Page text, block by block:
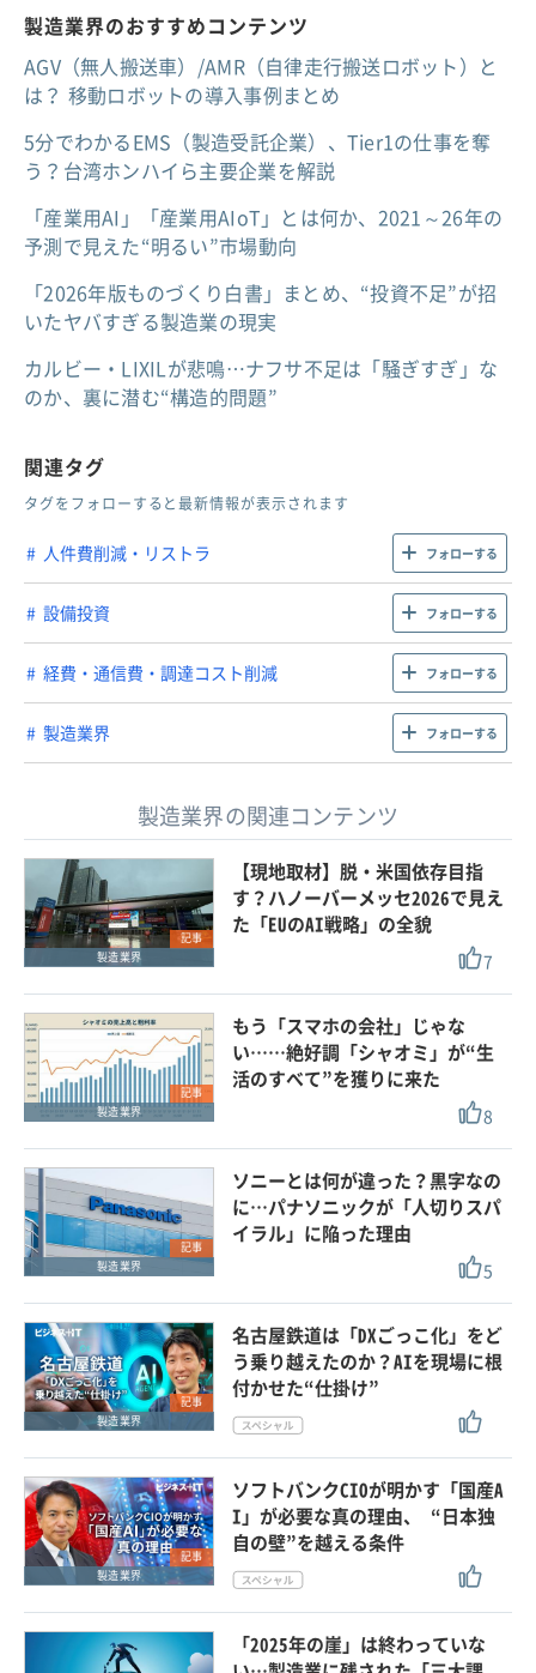
製造業界のおすすめコンテンツ
AGV（無人搬送車）/AMR（自律走行搬送ロボット）と
は？ 移動ロボットの導入事例まとめ
5分でわかるEMS（製造受託企業）、Tier1の仕事を奪
う？台湾ホンハイら主要企業を解説
「産業用AI」「産業用AIoT」とは何か、2021～26年の
予測で見えた“明るい”市場動向
「2026年版ものづくり白書」まとめ、“投資不足”が招
いたヤバすぎる製造業の現実
カルビー・LIXILが悲鳴…ナフサ不足は「騒ぎすぎ」な
のか、裏に潜む“構造的問題”
関連タグ
タグをフォローすると最新情報が表示されます
人件費削減・リストラ フォローする
設備投資 フォローする
経費・通信費・調達コスト削減 フォローする
製造業界 フォローする
製造業界の関連コンテンツ
記事
製造業界
【現地取材】脱・米国依存目指
す？ハノーバーメッセ2026で見え
た「EUのAI戦略」の全貌
7
記事
製造業界
もう「スマホの会社」じゃな
い……絶好調「シャオミ」が“生
活のすべて”を獲りに来た
8
記事
製造業界
ソニーとは何が違った？黒字なの
に…パナソニックが「人切りスパ
イラル」に陥った理由
5
記事
製造業界
名古屋鉄道は「DXごっこ化」をど
う乗り越えたのか？AIを現場に根
付かせた“仕掛け”
記事
製造業界
ソフトバンクCIOが明かす「国産A
I」が必要な真の理由、 “日本独
自の壁”を越える条件
「2025年の崖」は終わっていな